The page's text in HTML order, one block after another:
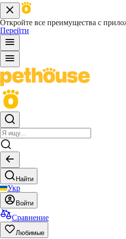
Откройте все преимущества с
Перейти
Найти
Укр
Войти
Сравнение
Любимые